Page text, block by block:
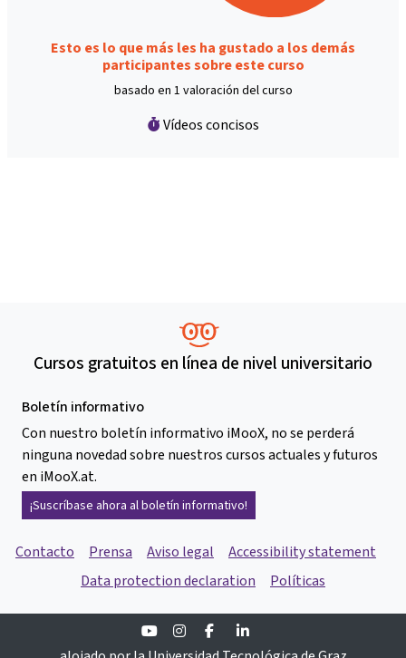
Esto es lo que más les ha gustado a los demás
participantes sobre este curso
basado en 1 valoración del curso
Vídeos concisos
Cursos gratuitos en línea de nivel universitario
Boletín informativo
Con nuestro boletín informativo iMooX, no se perderá
ninguna novedad sobre nuestros cursos actuales y futuros
en iMooX.at.
¡Suscríbase ahora al boletín informativo!
Contacto Prensa Aviso legal
Accessibility statement
Data protection declaration
Políticas
YoutubeInstagramFacebook